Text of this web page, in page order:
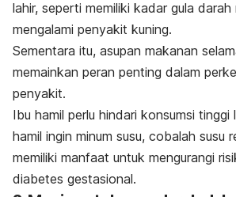
lahir, seperti memiliki kadar gula
mengalami penyakit kuning.
Sementara itu, asupan makanan
memainkan peran penting dalam
penyakit.
Ibu hamil perlu hindari konsumsi tinggi
hamil ingin minum susu, cobalah susu
memiliki manfaat untuk mengurangi
diabetes gestasional.